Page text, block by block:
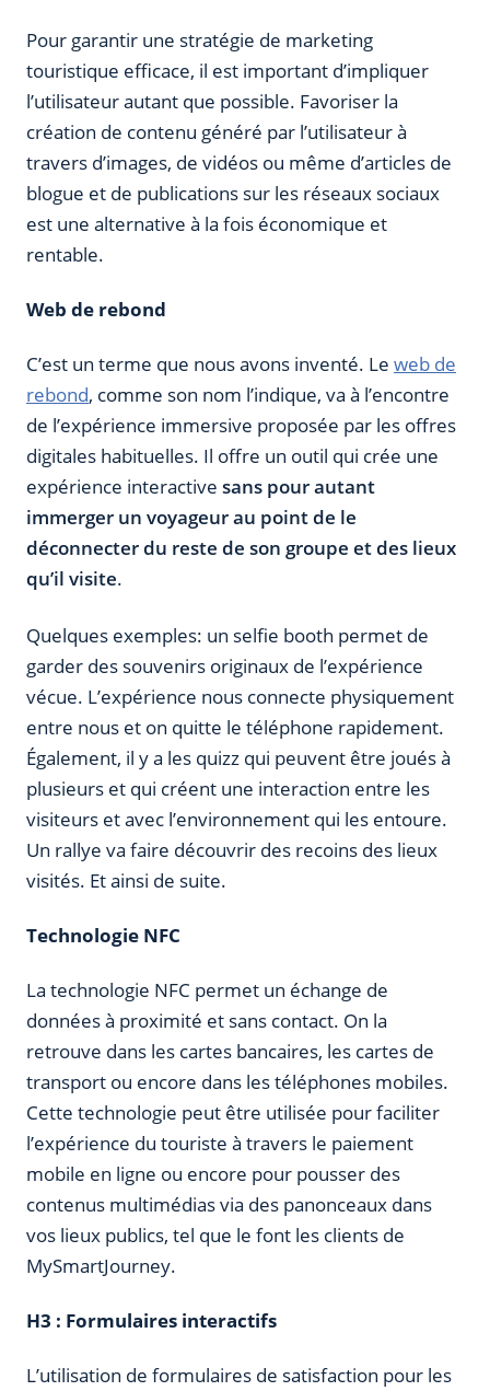
Pour garantir une stratégie de marketing
touristique efficace, il est important d’impliquer
l’utilisateur autant que possible. Favoriser la
création de contenu généré par l’utilisateur à
travers d’images, de vidéos ou même d’articles de
blogue et de publications sur les réseaux sociaux
est une alternative à la fois économique et
rentable.
Web de rebond
C’est un terme que nous avons inventé. Le web de
rebond, comme son nom l’indique, va à l’encontre
de l’expérience immersive proposée par les offres
digitales habituelles. Il offre un outil qui crée une
expérience interactive sans pour autant
immerger un voyageur au point de le
déconnecter du reste de son groupe et des lieux
qu’il visite.
Quelques exemples: un selfie booth permet de
garder des souvenirs originaux de l’expérience
vécue. L’expérience nous connecte physiquement
entre nous et on quitte le téléphone rapidement.
Également, il y a les quizz qui peuvent être joués à
plusieurs et qui créent une interaction entre les
visiteurs et avec l’environnement qui les entoure.
Un rallye va faire découvrir des recoins des lieux
visités. Et ainsi de suite.
Technologie NFC
La technologie NFC permet un échange de
données à proximité et sans contact. On la
retrouve dans les cartes bancaires, les cartes de
transport ou encore dans les téléphones mobiles.
Cette technologie peut être utilisée pour faciliter
l’expérience du touriste à travers le paiement
mobile en ligne ou encore pour pousser des
contenus multimédias via des panonceaux dans
vos lieux publics, tel que le font les clients de
MySmartJourney.
H3 : Formulaires interactifs
L’utilisation de formulaires de satisfaction pour les